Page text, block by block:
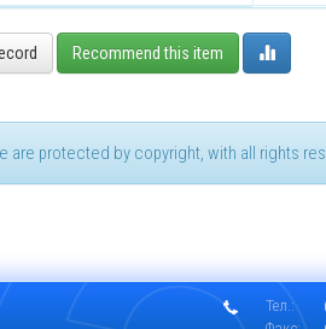
Recommend this item
are protected by copyright, with all rights
Тел.: